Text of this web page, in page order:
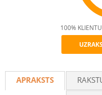
100%
APRAKSTS